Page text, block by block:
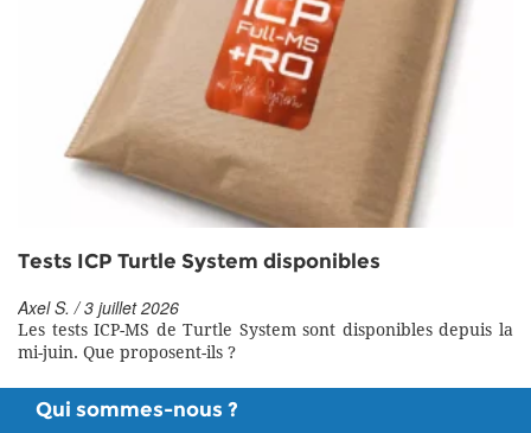
Tests ICP Turtle System disponibles
Axel S. / 3 juillet 2026
Les tests ICP-MS de Turtle System sont disponibles depuis la
mi-juin. Que proposent-ils ?
Qui sommes-nous ?